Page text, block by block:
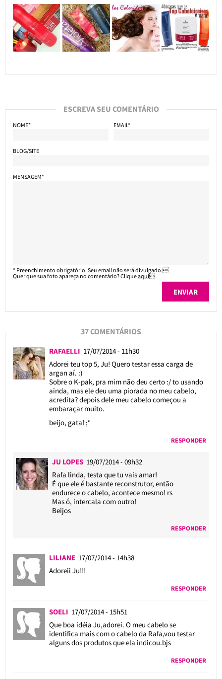
ESCREVA SEU COMENTÁRIO
NOME* EMAIL*
BLOG/SITE
MENSAGEM*
* Preenchimento obrigatório. Seu email não será divulgado.
Quer que sua foto apareça no comentário? Cliqueaqui.
37 COMENTÁRIOS
RAFAELLI 17/07/2014 - 11h30
Adorei teu top 5, Ju! Quero testar essa carga de
argan aí. :)
Sobre o K-pak, pra mim não deu certo :/ to usando
ainda, mas ele deu uma piorada no meu cabelo,
acredita? depois dele meu cabelo começou a
embaraçar muito.
beijo, gata! ;*
RESPONDER
JU LOPES 19/07/2014 - 09h32
Rafa linda, testa que tu vais amar!
É que ele é bastante reconstrutor, então
endurece o cabelo, acontece mesmo! rs
Mas ó, intercala com outro!
Beijos
RESPONDER
LILIANE 17/07/2014 - 14h38
Adoreii Ju!!!
RESPONDER
SOELI 17/07/2014 - 15h51
Que boa idéia Ju,adorei. O meu cabelo se
identifica mais com o cabelo da Rafa,vou testar
alguns dos produtos que ela indicou.bjs
RESPONDER